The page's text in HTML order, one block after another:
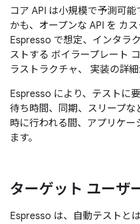
コア API は小規模で予測可
かも、オープンな API を カス
Espresso で想定、インタラ
ストする ボイラープレート
ラストラクチャ、 実装の詳
Espresso により、テストに
待ち時間、同期、スリープ
時に行われる間、アプリケー
ます。
ターゲット ユーザ
Espresso は、自動テストと